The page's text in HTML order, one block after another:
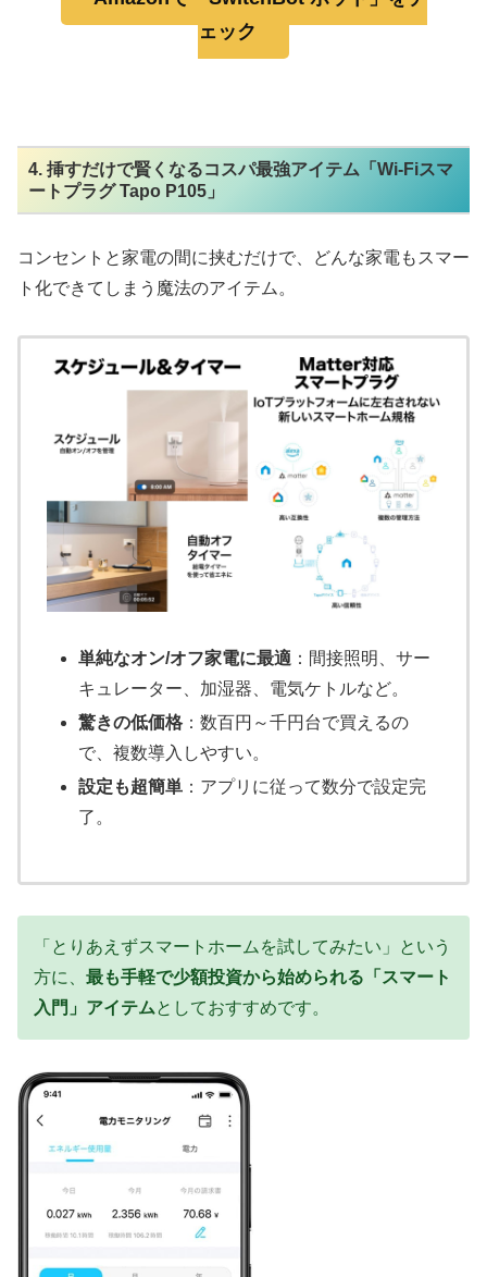
ェック
4. 挿すだけで賢くなるコスパ最強アイテム「Wi-Fiスマ
ートプラグ Tapo P105」
コンセントと家電の間に挟むだけで、どんな家電もスマー
ト化できてしまう魔法のアイテム。
単純なオン/オフ家電に最適 ：間接照明、サー
キュレーター、加湿器、電気ケトルなど。
驚きの低価格 ：数百円～千円台で買えるの
で、複数導入しやすい。
設定も超簡単 ：アプリに従って数分で設定完
了。
「とりあえずスマートホームを試してみたい」という
方に、 最も手軽で少額投資から始められる「スマート
入門」アイテムとしておすすめです。